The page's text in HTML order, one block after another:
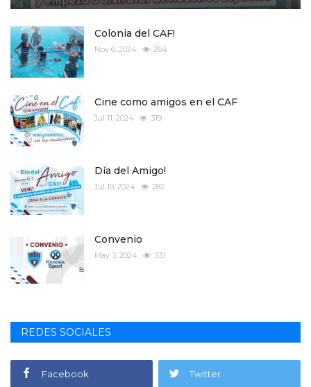
Colonia del CAF!
Nov 6, 2024 264
Cine como amigos en el CAF
Jul 11, 2024 319
Día del Amigo!
Jul 10, 2024 282
Convenio
May 3, 2024 331
REDES SOCIALES
Facebook Twitter